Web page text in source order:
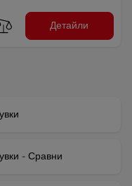
Детайли
- Сравни